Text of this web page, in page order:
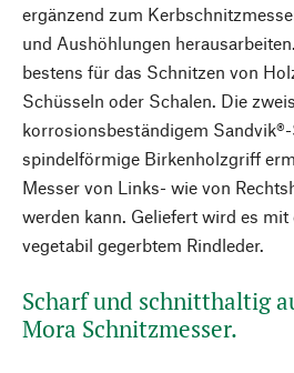
ergänzend zum
und Aushöhlungen
bestens für das Schnitzen von
Schüsseln oder Schalen. Die
korrosionsbeständigem
spindelförmige Birkenholzgriff
Messer von Links- wie von
werden kann. Geliefert wird es
vegetabil gegerbtem Rindleder.
Scharf und schnitthaltig
Mora Schnitzmesser.